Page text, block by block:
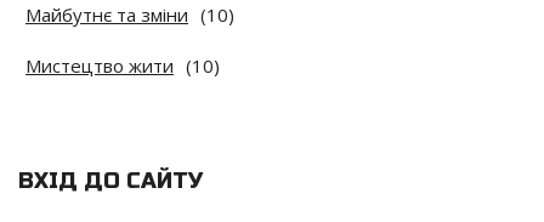
Майбутнє та зміни (10)
Мистецтво жити (10)
ВХІД ДО САЙТУ